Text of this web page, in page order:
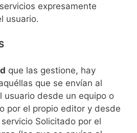
expresamente
usuario.
que las gestione, hay
que se envían al
usuario desde un equipo o
por el propio editor y desde
Solicitado por el